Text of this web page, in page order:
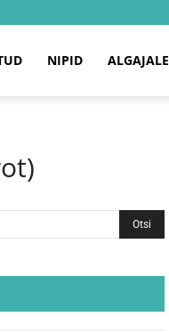
NIPID ALGAJALE